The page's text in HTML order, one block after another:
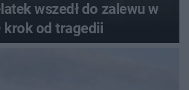
wszedł do zalewu w
krok od tragedii